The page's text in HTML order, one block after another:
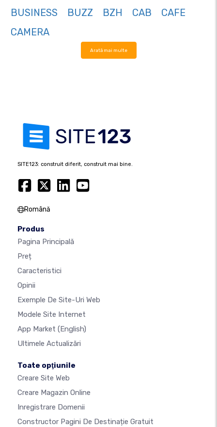
BUSINESS
BUZZ BZH CAB
CAFE
CAMERA
Arată mai multe
SITE123: construit diferit, construit mai bine.
Română
Produs
Pagina Principală
Preț
Caracteristici
Opinii
Exemple De Site-Uri Web
Modele Site Internet
App Market (English)
Ultimele Actualizări
Toate opţiunile
Creare Site Web
Creare Magazin Online
Inregistrare Domenii
Constructor Pagini De Destinație Gratuit